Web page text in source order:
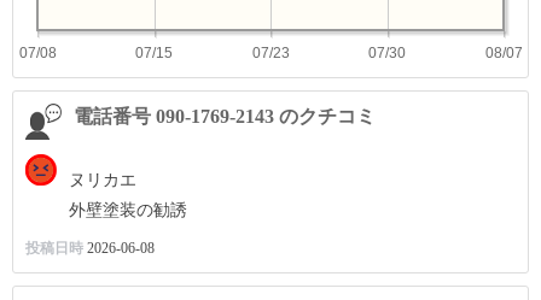
07/08 07/15 07/23 07/30 08/07
電話番号 090-1769-2143 のクチコミ
ヌリカエ
外壁塗装の勧誘
投稿日時 2026-06-08